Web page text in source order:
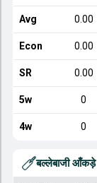
Avg 0.00
Econ 0.00
SR 0.00
5w 0
4w 0
बल्लेबाजी आँकड़े